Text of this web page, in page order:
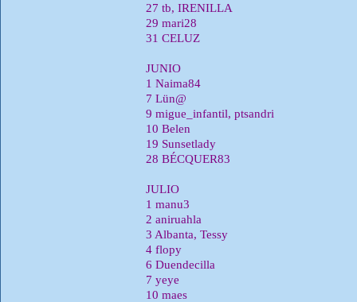
27 tb, IRENILLA
29 mari28
31 CELUZ
JUNIO
1 Naima84
7 Lün@
9 migue_infantil, ptsandri
10 Belen
19 Sunsetlady
28 BÉCQUER83
JULIO
1 manu3
2 aniruahla
3 Albanta, Tessy
4 flopy
6 Duendecilla
7 yeye
10 maes